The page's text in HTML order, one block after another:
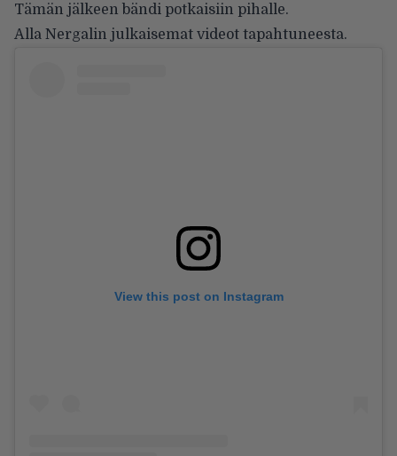
Tämän jälkeen bändi potkaisiin pihalle.
Alla Nergalin julkaisemat videot tapahtuneesta.
View this post on Instagram